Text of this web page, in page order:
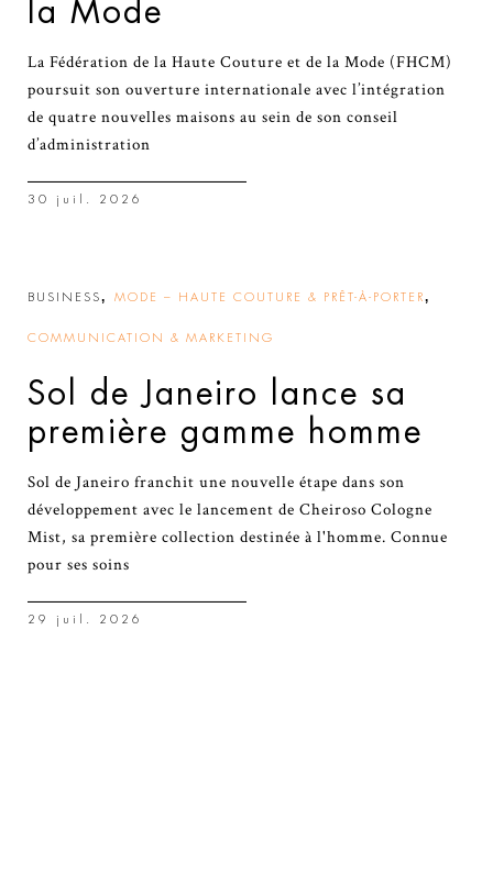
la Mode
La Fédération de la Haute Couture et de la Mode (FHCM)
poursuit son ouverture internationale avec l’intégration
de quatre nouvelles maisons au sein de son conseil
d’administration
30 juil. 2026
BUSINESS, MODE – HAUTE COUTURE & PRÊT-À-PORTER,
COMMUNICATION & MARKETING
Sol de Janeiro lance sa
première gamme homme
Sol de Janeiro franchit une nouvelle étape dans son
développement avec le lancement de Cheiroso Cologne
Mist, sa première collection destinée à l'homme. Connue
pour ses soins
29 juil. 2026